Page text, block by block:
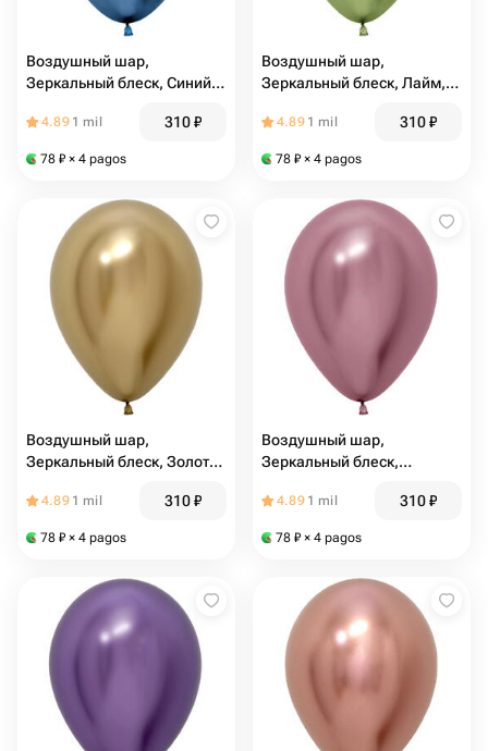
Воздушный шар,
Зеркальный блеск, Синий,
4.89 1 mil 310₽
78 ₽ × 4 pagos
Воздушный шар,
Зеркальный блеск, Лайм,
4.89 1 mil 310₽
78 ₽ × 4 pagos
Воздушный шар,
Зеркальный блеск, Золото,
4.89 1 mil 310₽
78 ₽ × 4 pagos
Воздушный шар,
Зеркальный блеск,
4.89 1 mil 310₽
78 ₽ × 4 pagos